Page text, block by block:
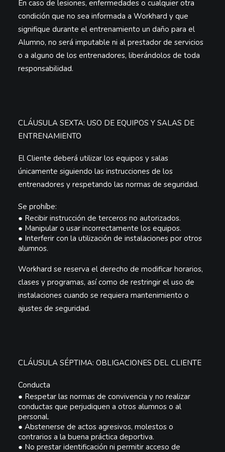
En caso de lesiones, enfermedades o cualquier otra
condición que no sea informada a Workhard y que
signifique durante el entrenamiento un daño para el
Alumno, no será imputable ni al prestador de servicios
o a alguno de los entrenadores, liberándolos de toda
responsabilidad.
CLÁUSULA SEXTA: USO DE EQUIPOS Y SALAS DE
ENTRENAMIENTO
El Cliente deberá utilizar los equipos y salas
únicamente siguiendo las instrucciones de los
entrenadores y respetando las normas de seguridad.
Se prohíbe:
● Recibir instrucción de terceros no autorizados.
● Manipular o usar incorrectamente los equipos.
● Interferir con la utilización de instalaciones por otros
alumnos.
Workhard se reserva el derecho de modificar horarios,
clases y programas, así como de restringir el uso de
instalaciones cuando se requiera mantenimiento o
ajustes de seguridad.
CLÁUSULA SÉPTIMA: OBLIGACIONES DEL CLIENTE
Conducta
● Respetar las normas de convivencia y no realizar
conductas que perjudiquen a otros alumnos o al
personal.
● Abstenerse de actos agresivos, molestos o
contrarios a la buena práctica deportiva.
● No prestar identificación ni permitir acceso de